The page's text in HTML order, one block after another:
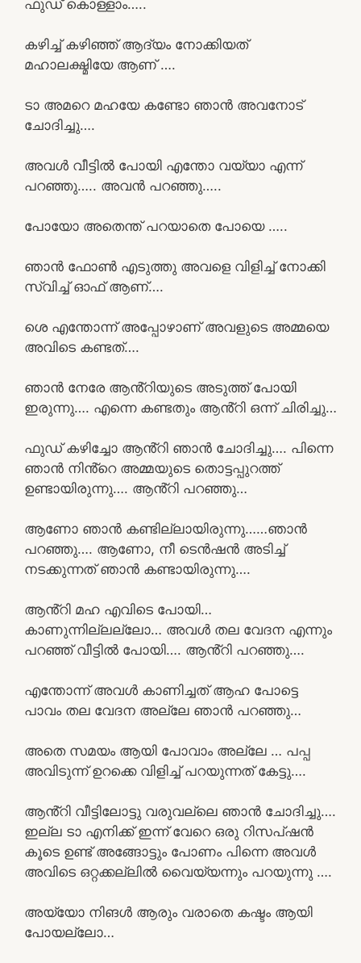
ഫുഡ് കൊള്ളാം…..
കഴിച്ച് കഴിഞ്ഞ് ആദ്യം നോക്കിയത്
മഹാലക്ഷ്മിയേ ആണ് ….
ടാ അമറെ മഹയേ കണ്ടോ ഞാൻ അവനോട്
ചോദിച്ചു….
അവൾ വീട്ടിൽ പോയി എന്തോ വയ്യാ എന്ന്
പറഞ്ഞു….. അവൻ പറഞ്ഞു…..
പോയോ അതെന്ത് പറയാതെ പോയെ …..
ഞാൻ ഫോൺ എടുത്തു അവളെ വിളിച്ച് നോക്കി
സ്വിച്ച് ഓഫ് ആണ്….
ശെ എന്തോന്ന് അപ്പോഴാണ് അവളുടെ അമ്മയെ
അവിടെ കണ്ടത്….
ഞാൻ നേരേ ആൻ്റിയുടെ അടുത്ത് പോയി
ഇരുന്നു…. എന്നെ കണ്ടതും ആൻ്റി ഒന്ന് ചിരിച്ചു…
ഫുഡ് കഴിച്ചോ ആൻ്റി ഞാൻ ചോദിച്ചു…. പിന്നെ
ഞാൻ നിൻ്റെ അമ്മയുടെ തൊട്ടപ്പുറത്ത്
ഉണ്ടായിരുന്നു…. ആൻ്റി പറഞ്ഞു…
ആണോ ഞാൻ കണ്ടില്ലായിരുന്നു……ഞാൻ
പറഞ്ഞു…. ആണോ, നീ ടെൻഷൻ അടിച്ച്
നടക്കുന്നത് ഞാൻ കണ്ടായിരുന്നു….
ആൻ്റി മഹ എവിടെ പോയി…
കാണുന്നില്ലല്ലോ… അവൾ തല വേദന എന്നും
പറഞ്ഞ് വീട്ടിൽ പോയി…. ആൻ്റി പറഞ്ഞു….
എന്തോന്ന് അവൾ കാണിച്ചത് ആഹ പോട്ടെ
പാവം തല വേദന അല്ലേ ഞാൻ പറഞ്ഞു…
അതെ സമയം ആയി പോവാം അല്ലേ … പപ്പ
അവിടുന്ന് ഉറക്കെ വിളിച്ച് പറയുന്നത് കേട്ടു….
ആൻ്റി വീട്ടിലോട്ടു വരുവല്ലെ ഞാൻ ചോദിച്ചു….
ഇല്ല ടാ എനിക്ക് ഇന്ന് വേറെ ഒരു റിസപ്ഷൻ
കൂടെ ഉണ്ട് അങ്ങോട്ടും പോണം പിന്നെ അവൾ
അവിടെ ഒറ്റക്കല്ലിൽ വൈയ്യന്നും പറയുന്നു ….
അയ്യോ നിങൾ ആരും വരാതെ കഷ്ടം ആയി
പോയല്ലോ…